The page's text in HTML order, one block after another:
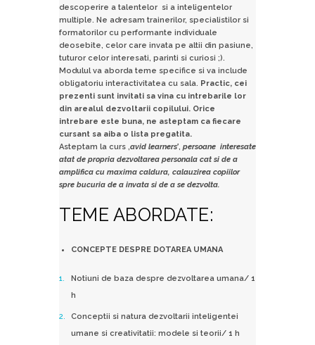
descoperire a talentelor si a inteligentelor
multiple. Ne adresam trainerilor, specialistilor si
formatorilor cu performante individuale
deosebite, celor care invata pe altii din pasiune,
tuturor celor interesati, parinti si curiosi ;).
Modulul va aborda teme specifice si va include
obligatoriu interactivitatea cu sala. Practic, cei
prezenti sunt invitati sa vina cu intrebarile lor
din arealul dezvoltarii copilului. Orice
intrebare este buna, ne asteptam ca fiecare
cursant sa aiba o lista pregatita.
Asteptam la curs ‚avid learners’, persoane interesate
atat de propria dezvoltarea personala cat si de a
amplifica cu maxima caldura, calauzirea copiilor
spre bucuria de a invata si de a se dezvolta.
TEME ABORDATE:
CONCEPTE DESPRE DOTAREA UMANA
Notiuni de baza despre dezvoltarea umana/ 1
h
Conceptii si natura dezvoltarii inteligentei
umane si creativitatii: modele si teorii/ 1 h